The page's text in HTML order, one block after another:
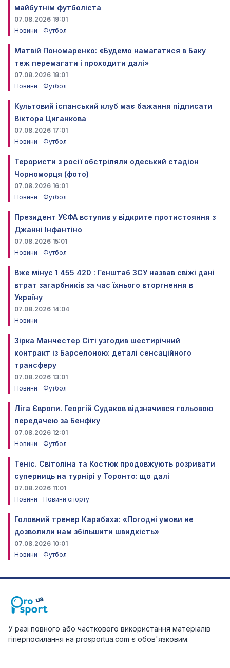
майбутнім футболіста
07.08.2026 19:01
Новини
Футбол
Матвій Пономаренко: «Будемо намагатися в Баку
теж перемагати і проходити далі»
07.08.2026 18:01
Новини
Футбол
Культовий іспанський клуб має бажання підписати
Віктора Циганкова
07.08.2026 17:01
Новини
Футбол
Терористи з росії обстріляли одеський стадіон
Чорноморця (фото)
07.08.2026 16:01
Новини
Футбол
Президент УЄФА вступив у відкрите протистояння з
Джанні Інфантіно
07.08.2026 15:01
Новини
Футбол
Вже мінус 1 455 420 : Генштаб ЗСУ назвав свіжі дані
втрат загарбників за час їхнього вторгнення в
Україну
07.08.2026 14:04
Новини
Зірка Манчестер Сіті узгодив шестирічний
контракт із Барселоною: деталі сенсаційного
трансферу
07.08.2026 13:01
Новини
Футбол
Ліга Європи. Георгій Судаков відзначився гольовою
передачею за Бенфіку
07.08.2026 12:01
Новини
Футбол
Теніс. Світоліна та Костюк продовжують розривати
суперниць на турнірі у Торонто: що далі
07.08.2026 11:01
Новини
Новини спорту
Головний тренер Карабаха: «Погодні умови не
дозволили нам збільшити швидкість»
07.08.2026 10:01
Новини
Футбол
У разі повного або часткового використання матеріалів
гіперпосилання на prosportua.com є обов'язковим.